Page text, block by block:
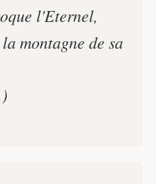
l'Eternel,
montagne de sa